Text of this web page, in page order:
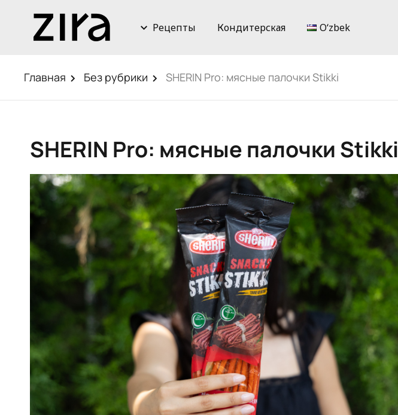
Рецепты Кондитерская Oʻzbek
Главная Без рубрики SHERIN Pro: мясные палочки Stikki
SHERIN Pro: мясные палочки Stikki